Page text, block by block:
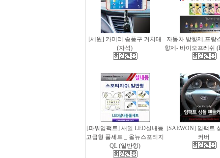
[세원] 카미리 송풍구 거치대
(자석)
자동차 방향제,프랑
향제- 바이오프레쉬
[파워임팩트] 새일 LED실내등
고급형 풀세트 _ 올뉴스포티지
QL (일반형)
[SAEWON] 임팩트
커버